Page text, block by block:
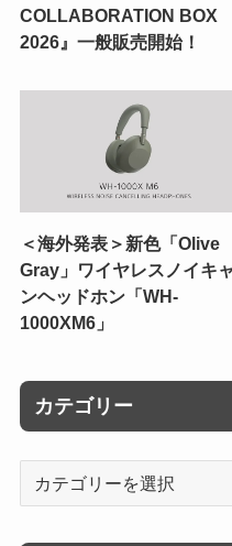
COLLABORATION BOX
2026』一般販売開始！
＜海外発表＞新色「Olive
Gray」ワイヤレスノイキャ
ンヘッドホン「WH-
1000XM6」
カテゴリー